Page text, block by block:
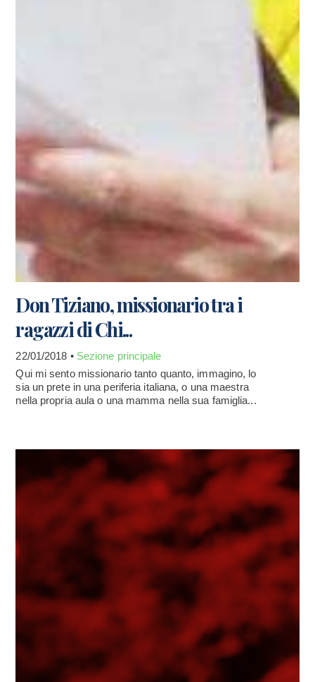
Don Tiziano, missionario tra i
ragazzi di Chi...
22/01/2018 • Sezione principale
Qui mi sento missionario tanto quanto, immagino, lo
sia un prete in una periferia italiana, o una maestra
nella propria aula o una mamma nella sua famiglia...